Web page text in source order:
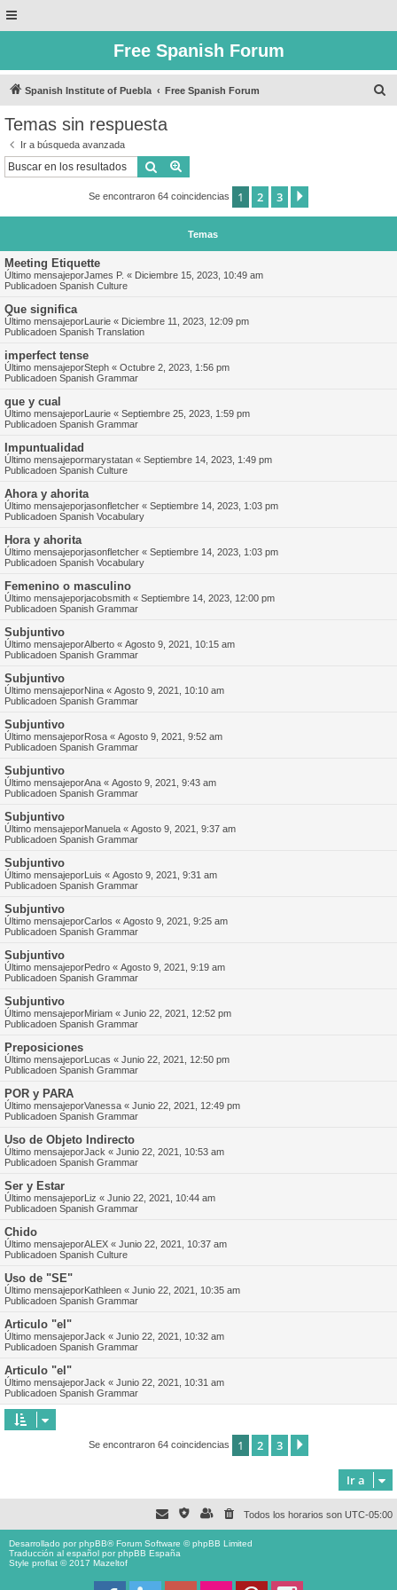
Free Spanish Forum
Spanish Institute of Puebla Free Spanish Forum
Temas sin respuesta
Ir a búsqueda avanzada
Buscar
Se encontraron 64 coincidencias 1 2 3
Temas
Meeting Etiquette
Último mensajeporJames P. « Diciembre 15, 2023, 10:49 am
Publicadoen Spanish Culture
Que significa
Último mensajeporLaurie « Diciembre 11, 2023, 12:09 pm
Publicadoen Spanish Translation
imperfect tense
Último mensajeporSteph « Octubre 2, 2023, 1:56 pm
Publicadoen Spanish Grammar
que y cual
Último mensajeporLaurie « Septiembre 25, 2023, 1:59 pm
Publicadoen Spanish Grammar
Impuntualidad
Último mensajepormarystatan « Septiembre 14, 2023, 1:49 pm
Publicadoen Spanish Culture
Ahora y ahorita
Último mensajeporjasonfletcher « Septiembre 14, 2023, 1:03 pm
Publicadoen Spanish Vocabulary
Hora y ahorita
Último mensajeporjasonfletcher « Septiembre 14, 2023, 1:03 pm
Publicadoen Spanish Vocabulary
Femenino o masculino
Último mensajeporjacobsmith « Septiembre 14, 2023, 12:00 pm
Publicadoen Spanish Grammar
Subjuntivo
Último mensajeporAlberto « Agosto 9, 2021, 10:15 am
Publicadoen Spanish Grammar
Subjuntivo
Último mensajeporNina « Agosto 9, 2021, 10:10 am
Publicadoen Spanish Grammar
Subjuntivo
Último mensajeporRosa « Agosto 9, 2021, 9:52 am
Publicadoen Spanish Grammar
Subjuntivo
Último mensajeporAna « Agosto 9, 2021, 9:43 am
Publicadoen Spanish Grammar
Subjuntivo
Último mensajeporManuela « Agosto 9, 2021, 9:37 am
Publicadoen Spanish Grammar
Subjuntivo
Último mensajeporLuis « Agosto 9, 2021, 9:31 am
Publicadoen Spanish Grammar
Subjuntivo
Último mensajeporCarlos « Agosto 9, 2021, 9:25 am
Publicadoen Spanish Grammar
Subjuntivo
Último mensajeporPedro « Agosto 9, 2021, 9:19 am
Publicadoen Spanish Grammar
Subjuntivo
Último mensajeporMiriam « Junio 22, 2021, 12:52 pm
Publicadoen Spanish Grammar
Preposiciones
Último mensajeporLucas « Junio 22, 2021, 12:50 pm
Publicadoen Spanish Grammar
POR y PARA
Último mensajeporVanessa « Junio 22, 2021, 12:49 pm
Publicadoen Spanish Grammar
Uso de Objeto Indirecto
Último mensajeporJack « Junio 22, 2021, 10:53 am
Publicadoen Spanish Grammar
Ser y Estar
Último mensajeporLiz « Junio 22, 2021, 10:44 am
Publicadoen Spanish Grammar
Chido
Último mensajeporALEX « Junio 22, 2021, 10:37 am
Publicadoen Spanish Culture
Uso de "SE"
Último mensajeporKathleen « Junio 22, 2021, 10:35 am
Publicadoen Spanish Grammar
Articulo "el"
Último mensajeporJack « Junio 22, 2021, 10:32 am
Publicadoen Spanish Grammar
Articulo "el"
Último mensajeporJack « Junio 22, 2021, 10:31 am
Publicadoen Spanish Grammar
Se encontraron 64 coincidencias 1 2 3
Ir a
Todos los horarios son UTC-05:00
Desarrollado porphpBB® Forum Software © phpBB Limited
Traducción al español porphpBB España
Style proflat © 2017 Mazeltof